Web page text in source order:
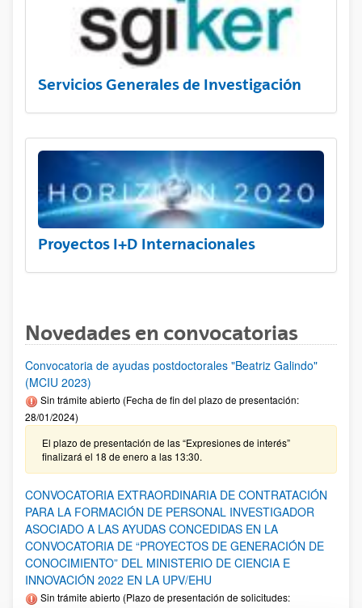
Servicios Generales de Investigación
Proyectos I+D Internacionales
Novedades en convocatorias
Convocatoria de ayudas postdoctorales "Beatriz Galindo"
(MCIU 2023)
Sin trámite abierto (Fecha de fin del plazo de presentación:
28/01/2024)
El plazo de presentación de las “Expresiones de interés”
finalizará el 18 de enero a las 13:30.
CONVOCATORIA EXTRAORDINARIA DE CONTRATACIÓN
PARA LA FORMACIÓN DE PERSONAL INVESTIGADOR
ASOCIADO A LAS AYUDAS CONCEDIDAS EN LA
CONVOCATORIA DE “PROYECTOS DE GENERACIÓN DE
CONOCIMIENTO” DEL MINISTERIO DE CIENCIA E
INNOVACIÓN 2022 EN LA UPV/EHU
Sin trámite abierto (Plazo de presentación de solicitudes: